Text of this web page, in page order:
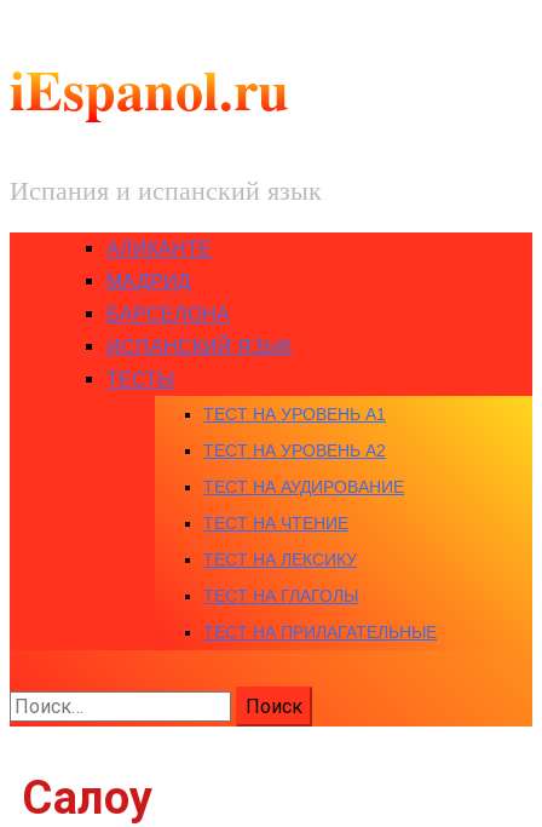
iEspanol.ru
Испания и испанский язык
АЛИКАНТЕ
МАДРИД
БАРСЕЛОНА
ИСПАНСКИЙ ЯЗЫК
ТЕСТЫ
ТЕСТ НА УРОВЕНЬ A1
ТЕСТ НА УРОВЕНЬ A2
ТЕСТ НА АУДИРОВАНИЕ
ТЕСТ НА ЧТЕНИЕ
ТЕСТ НА ЛЕКСИКУ
ТЕСТ НА ГЛАГОЛЫ
ТЕСТ НА ПРИЛАГАТЕЛЬНЫЕ
Найти:
Салоу